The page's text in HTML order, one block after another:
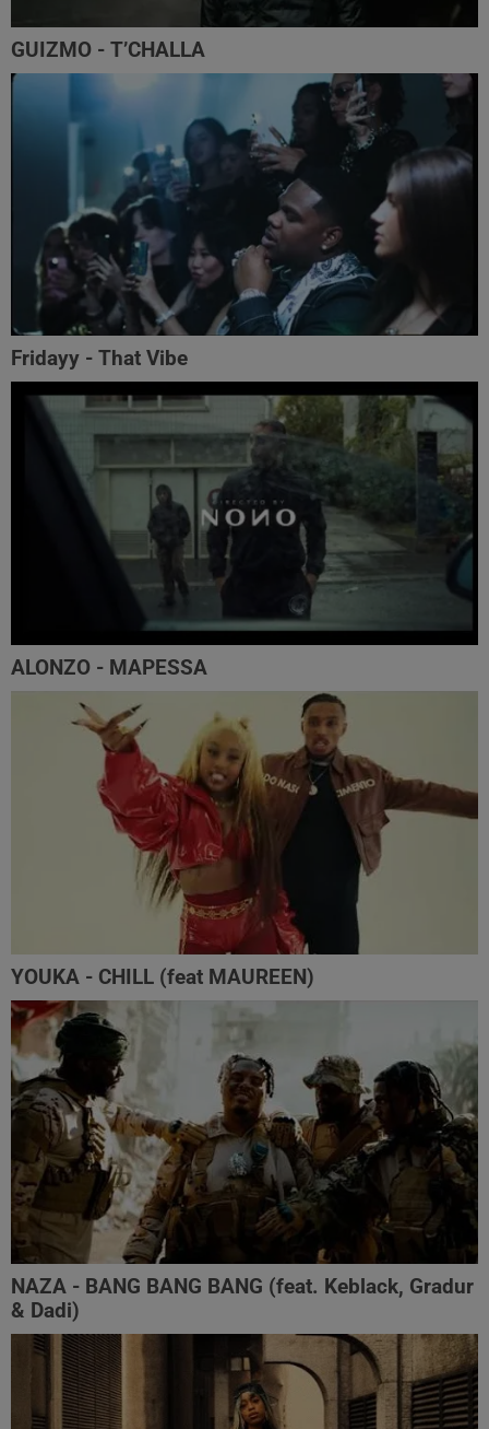
GUIZMO - T’CHALLA
Fridayy - That Vibe
ALONZO - MAPESSA
YOUKA - CHILL (feat MAUREEN)
NAZA - BANG BANG BANG (feat. Keblack, Gradur
& Dadi)